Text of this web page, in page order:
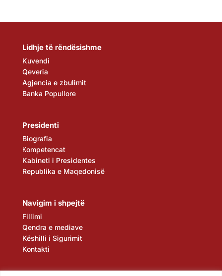
Lidhje të rëndësishme
Kuvendi
Qeveria
Agjencia e zbulimit
Banka Popullore
Presidenti
Biografia
Кompetencat
Kabineti i Presidentes
Republika e Maqedonisë
Navigim i shpejtë
Fillimi
Qendra e mediave
Këshilli i Sigurimit
Kontakti